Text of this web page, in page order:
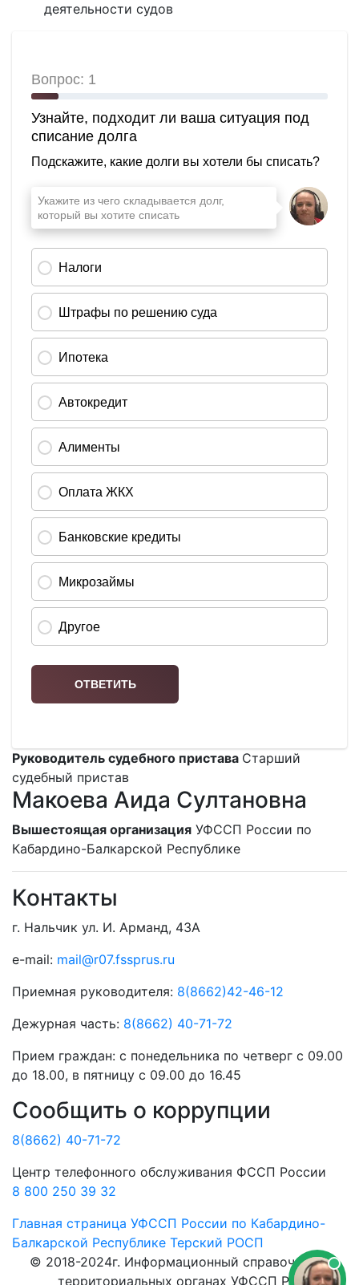
деятельности судов
Руководитель судебного пристава Старший
судебный пристав
Макоева Аида Султановна
Вышестоящая организация УФССП России по
Кабардино-Балкарской Республике
Контакты
г. Нальчик ул. И. Арманд, 43А
e-mail: mail@r07.fssprus.ru
Приемная руководителя: 8(8662)42-46-12
Дежурная часть: 8(8662) 40-71-72
Прием граждан: с понедельника по четверг с 09.00
до 18.00, в пятницу с 09.00 до 16.45
Сообщить о коррупции
8(8662) 40-71-72
Центр телефонного обслуживания ФССП России
8 800 250 39 32
Главная страница УФССП России по Кабардино-
Балкарской Республике Терский РОСП
© 2018-2024г. Информационный справочник о
территориальных органах УФССП РФ.